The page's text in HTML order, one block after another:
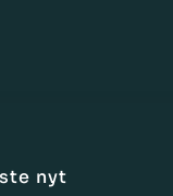
nyt